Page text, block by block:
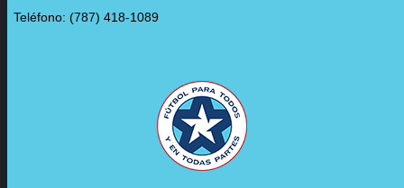
Teléfono: (787) 418-1089